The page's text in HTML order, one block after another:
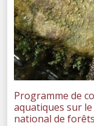
Programme de
aquatiques sur
national de forêts